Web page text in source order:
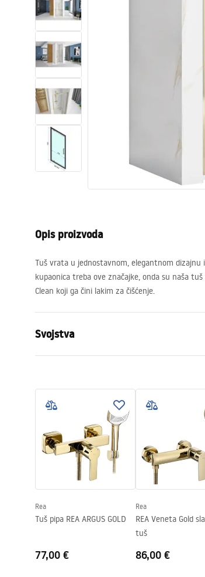
WC školjke
Umivaonici
Kade i paravani
Miješalice, pipe, slavine
Opis proizvoda
Tuš vrata u jednostavnom, elegantnom
kupaonica treba ove značajke, onda su naša
Clean koji ga čini lakim za čišćenje.
Svojstva
Smjer vrata
Visina vrata za tuširanje
Profilni materijal
Materijal ručke
Premaz Easy Clean
Uključen komplet brtve
Rea
Tuš pipa REA ARGUS GOLD
77,00 €
Rea
REA Veneta Gold
tuš
86,00 €